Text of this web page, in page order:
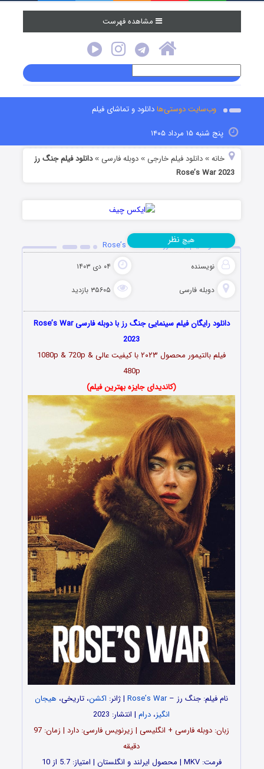
مشاهده فهرست
وب‌سایت دوستی‌هادانلود و تماشای فیلم
پنج شنبه ۱۵ مرداد ۱۴۰۵
خانه »دانلود فیلم خارجی »دوبله فارسی »دانلود فیلم جنگ رز
Rose’s War 2023
دانلود فیلم جنگ رز Rose’s War 2023
نویسنده ۰۴ دی ۱۴۰۳
دوبله فارسی ۳۵۶۰۵ بازدید
هیچ نظر
دانلود رایگان فیلم سینمایی جنگ رز با دوبله فارسی Rose’s War
2023
فیلم بالتیمور محصول ۲۰۲۳ با کیفیت عالی 1080p & 720p &
480p
(کاندیدای جایزه بهترین فیلم)
نام فیلم: جنگ رز –Rose’s War | ژانر: اکشن، تاریخی، هیجان
انگیز، درام | انتشار: 2023
زبان: دوبله فارسی + انگلیسی | زیرنویس فارسی: دارد | زمان: 97
دقیقه
فرمت: MKV | محصول ایرلند و انگلستان | امتیاز: 5.7 از 10